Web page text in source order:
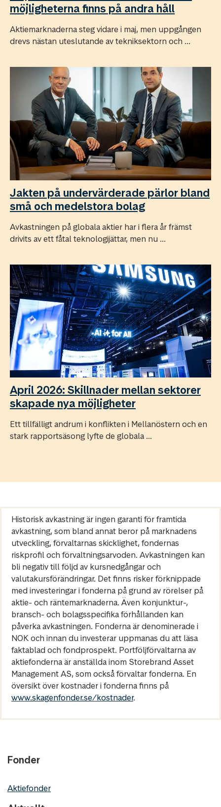
möjligheterna finns på andra håll
Aktiemarknaderna steg vidare i maj, men uppgången
drevs nästan uteslutande av tekniksektorn och ...
Jakten på undervärderade pärlor bland
små och medelstora bolag
Avkastningen på globala aktier har i flera år främst
drivits av ett fåtal teknologijättar, men nu ...
April 2026: Skillnader mellan sektorer
skapade nya möjligheter
Ett tillfälligt andrum i konflikten i Mellanöstern och en
stark rapportsäsong lyfte de globala ...
Historisk avkastning är ingen garanti för framtida
avkastning, som bland annat beror på marknadens
utveckling, förvaltarnas skicklighet, fondernas
riskprofil och förvaltningsarvoden. Avkastningen kan
bli negativ till följd av kursnedgångar och
valutakursförändringar. Det finns risker förknippade
med investeringar i fonderna på grund av rörelser på
aktie- och räntemarknaderna. Även konjunktur-,
bransch- och bolagsspecifika förhållanden kan
påverka avkastningen. Fonderna är denominerade i
NOK och innan du investerar uppmanas du att läsa
faktablad och fondprospekt. Portföljförvaltarna av
aktiefonderna är anställda inom Storebrand Asset
Management AS, som också förvaltar fonderna. En
översikt över kostnader i fonderna finns på
www.skagenfonder.se/kostnader.
Fonder
Aktiefonder